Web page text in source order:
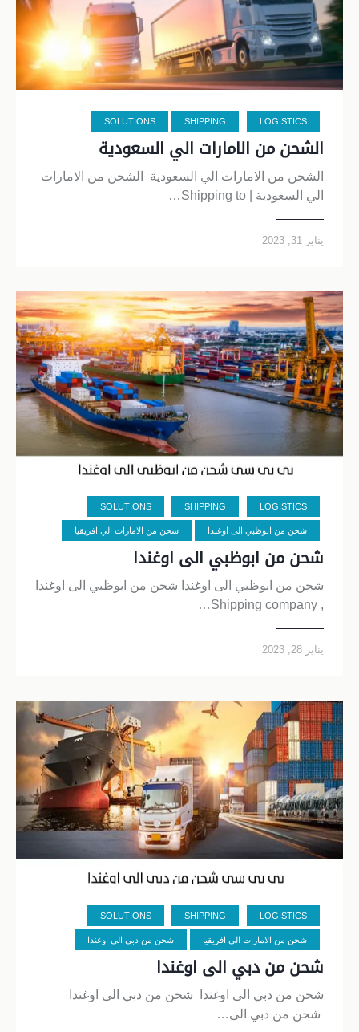
LOGISTICS
SHIPPING
SOLUTIONS
الشحن من الامارات الي السعودية
الشحن من الامارات الي السعودية الشحن من الامارات
الي السعودية | Shipping to…
يناير 31, 2023
LOGISTICS
SHIPPING
SOLUTIONS
شحن من ابوظبي الى اوغندا شحن من الامارات الي افريقيا
شحن من ابوظبي الى اوغندا
شحن من ابوظبي الى اوغندا شحن من ابوظبي الى اوغندا
, Shipping company…
يناير 28, 2023
LOGISTICS
SHIPPING
SOLUTIONS
شحن من الامارات الي افريقيا شحن من دبي الى اوغندا
شحن من دبي الى اوغندا
شحن من دبي الى اوغندا شحن من دبي الى اوغندا
شحن من دبي الى…